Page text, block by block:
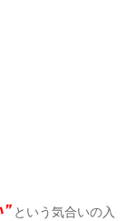
という気合いの入